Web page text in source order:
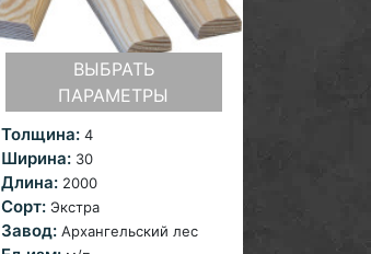
ВЫБРАТЬ
ПАРАМЕТРЫ
Толщина: 4
Ширина: 30
Длина: 2000
Сорт: Экстра
Завод: Архангельский лес